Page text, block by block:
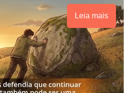
Leia mais